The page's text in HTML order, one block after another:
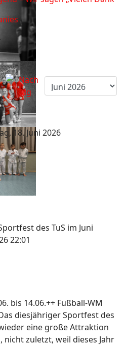
18. Juni 2026
des TuS im Juni
22:01
bis 14.06.++ Fußball-WM
diesjähriger Sportfest des
eine große Attraktion
zuletzt, weil dieses Jahr